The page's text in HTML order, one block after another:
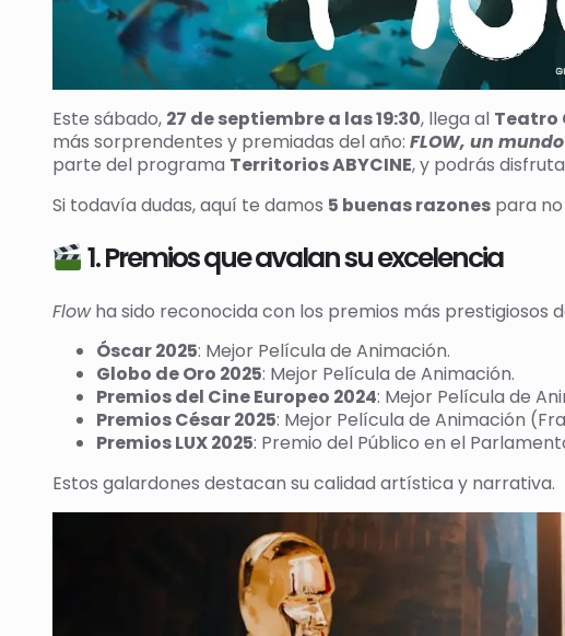
Este sábado, 27 de septiembre a las 19:30, llega al Teatro
más sorprendentes y premiadas del año: FLOW, un
parte del programa Territorios ABYCINE, y podrás
Si todavía dudas, aquí te damos 5 buenas razonespara
1. Premios que avalan su excelencia
Flowha sido reconocida con los premios más prestigiosos
Óscar 2025: Mejor Película de Animación.
Globo de Oro 2025: Mejor Película de Animación.
Premios del Cine Europeo 2024: Mejor Película de
Premios César 2025: Mejor Película de Animación
Premios LUX 2025: Premio del Público en el
Estos galardones destacan su calidad artística y narrativa.